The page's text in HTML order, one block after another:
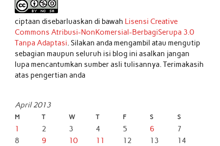
ciptaan disebarluaskan di bawah Lisensi Creative
Commons Atribusi-NonKomersial-BerbagiSerupa 3.0
Tanpa Adaptasi. Silakan anda mengambil atau mengutip
sebagian maupun seluruh isi blog ini asalkan jangan
lupa mencantumkan sumber asli tulisannya. Terimakasih
atas pengertian anda
April 2013
M T W T F S S
1 2 3 4 5 6
7
8
9 10 11 12 13
14